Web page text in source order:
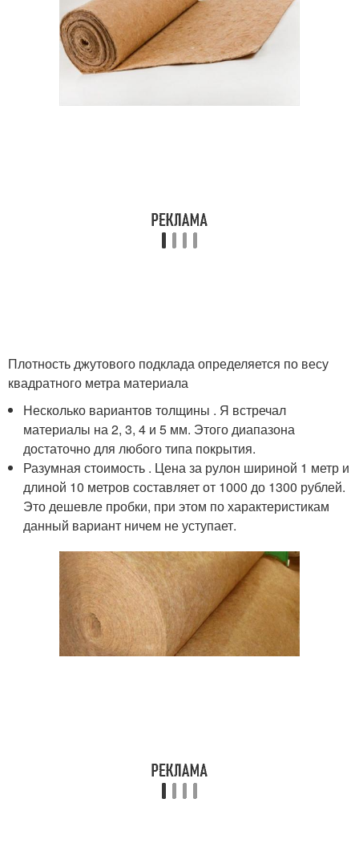
Плотность джутового подклада определяется по весу
квадратного метра материала
Несколько вариантов толщины . Я встречал
материалы на 2, 3, 4 и 5 мм. Этого диапазона
достаточно для любого типа покрытия.
Разумная стоимость . Цена за рулон шириной 1 метр и
длиной 10 метров составляет от 1000 до 1300 рублей.
Это дешевле пробки, при этом по характеристикам
данный вариант ничем не уступает.